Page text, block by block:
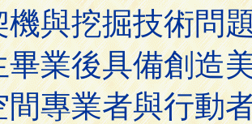
機與挖掘技術問
畢業後具備創造
間專業者與行動